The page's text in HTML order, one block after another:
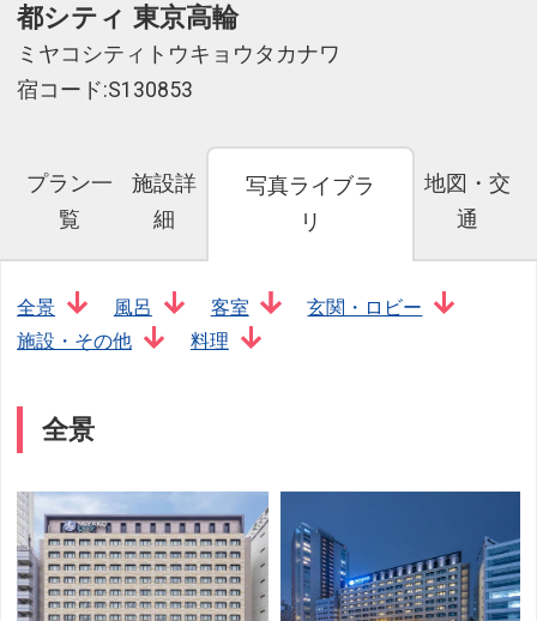
都シティ 東京高輪
ミヤコシティトウキョウタカナワ
宿コード:S130853
プラン一
覧
施設詳
細
写真ライブラ
リ
地図・交
通
全景 風呂 客室
玄関・ロビー
施設・その他
料理
全景